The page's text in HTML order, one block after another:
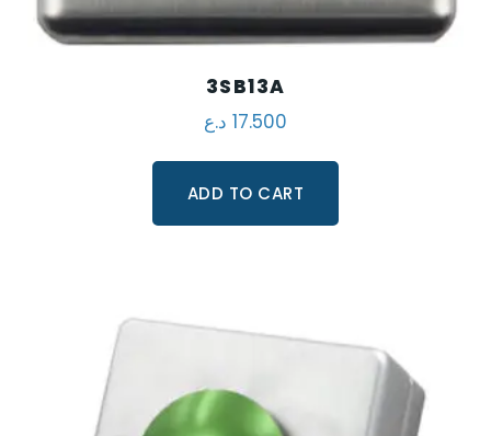
3SB13A
17.500 د.ع
ADD TO CART